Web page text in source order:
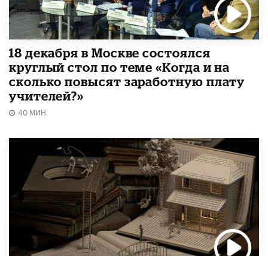
18 декабря в Москве состоялся
круглый стол по теме «Когда и на
сколько повысят заработную плату
учителей?»
40 МИН.